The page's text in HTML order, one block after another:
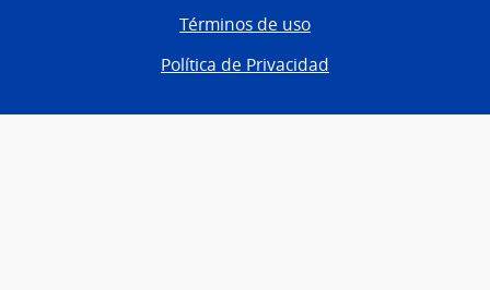
Términos de uso
Política de Privacidad